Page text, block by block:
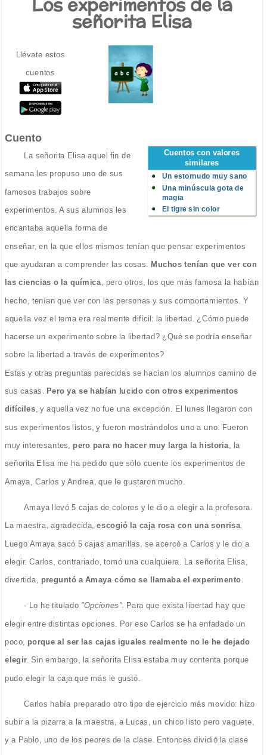
señorita Elisa
Llévate estos
cuentos
Cuento
Cuentos con valores
similares
Un estornudo muy sano
Una minúscula gota de
magia
El tigre sin color
La señorita Elisa aquel fin de
semana les propuso uno de sus
famosos trabajos sobre
experimentos. A sus alumnos les
encantaba aquella forma de
enseñar, en la que ellos mismos tenían que pensar experimentos
que ayudaran a comprender las cosas. Muchos tenían que ver con
las ciencias o la química , pero otros, los que más famosa la habían
hecho, tenían que ver con las personas y sus comportamientos. Y
aquella vez el tema era realmente difícil: la libertad. ¿Cómo puede
hacerse un experimento sobre la libertad? ¿Qué se podría enseñar
sobre la libertad a través de experimentos?
Estas y otras preguntas parecidas se hacían los alumnos camino de
sus casas. Pero ya se habían lucido con otros experimentos
difíciles, y aquella vez no fue una excepción. El lunes llegaron con
sus experimentos listos, y fueron mostrándolos uno a uno. Fueron
muy interesantes, pero para no hacer muy larga la historia , la
señorita Elisa me ha pedido que sólo cuente los experimentos de
Amaya, Carlos y Andrea, que le gustaron mucho.
Amaya llevó 5 cajas de colores y le dio a elegir a la profesora.
La maestra, agradecida, escogió la caja rosa con una sonrisa
Luego Amaya sacó 5 cajas amarillas, se acercó a Carlos y le dio a
elegir. Carlos, contrariado, tomó una cualquiera. La señorita Elisa,
divertida, preguntó a Amaya cómo se llamaba el experimento
- Lo he titulado "Opciones". Para que exista libertad hay que
elegir entre distintas opciones. Por eso Carlos se ha enfadado un
poco, porque al ser las cajas iguales realmente no le he dejado
elegir. Sin embargo, la señorita Elisa estaba muy contenta porque
pudo elegir la caja que más le gustó.
Carlos había preparado otro tipo de ejercicio más movido: hizo
subir a la pizarra a la maestra, a Lucas, un chico listo pero vaguete,
y a Pablo, uno de los peores de la clase. Entonces dividió la clase